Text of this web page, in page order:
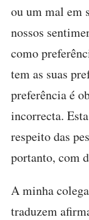
ou um mal em
nossos
como
tem as suas
preferência é
incorrecta.
respeito das
portanto, com
A minha
traduzem